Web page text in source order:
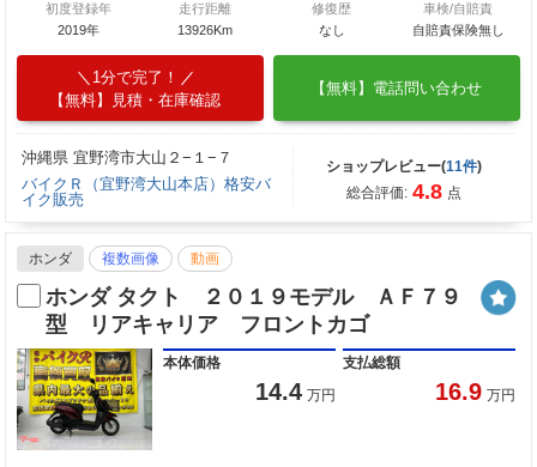
初度登録年
2019年
走行距離
13926Km
修復歴
なし
車検/自賠責
自賠責保険無し
1分で完了！
【無料】見積・在庫確認
【無料】電話問い合わせ
沖縄県 宜野湾市大山２−１−７
バイクＲ（宜野湾大山本店）格安バ
イク販売
ショップレビュー(11件)
総合評価: 4.8 点
ホンダ 複数画像 動画
ホンダ タクト ２０１９モデル ＡＦ７９
型 リアキャリア フロントカゴ
本体価格
14.4 万円
支払総額
16.9 万円